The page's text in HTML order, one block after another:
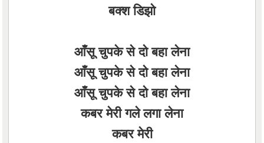
बक्श डिझो
आँसू चुपके से दो बहा लेना
आँसू चुपके से दो बहा लेना
आँसू चुपके से दो बहा लेना
कबर मेरी गले लगा लेना
कबर मेरी